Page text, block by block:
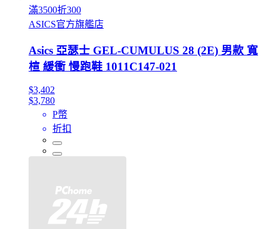
滿3500折300
ASICS官方旗艦店
Asics 亞瑟士 GEL-CUMULUS 28 (2E) 男款 寬
楦 緩衝 慢跑鞋 1011C147-021
$3,402
$3,780
P幣
折扣